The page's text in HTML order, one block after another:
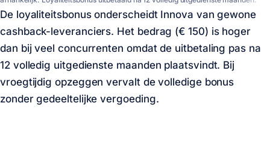
De loyaliteitsbonus onderscheidt Innova van gewone
cashback-leveranciers. Het bedrag (€ 150) is hoger
dan bij veel concurrenten omdat de uitbetaling pas na
12 volledig uitgedienste maanden plaatsvindt. Bij
vroegtijdig opzeggen vervalt de volledige bonus
zonder gedeeltelijke vergoeding.